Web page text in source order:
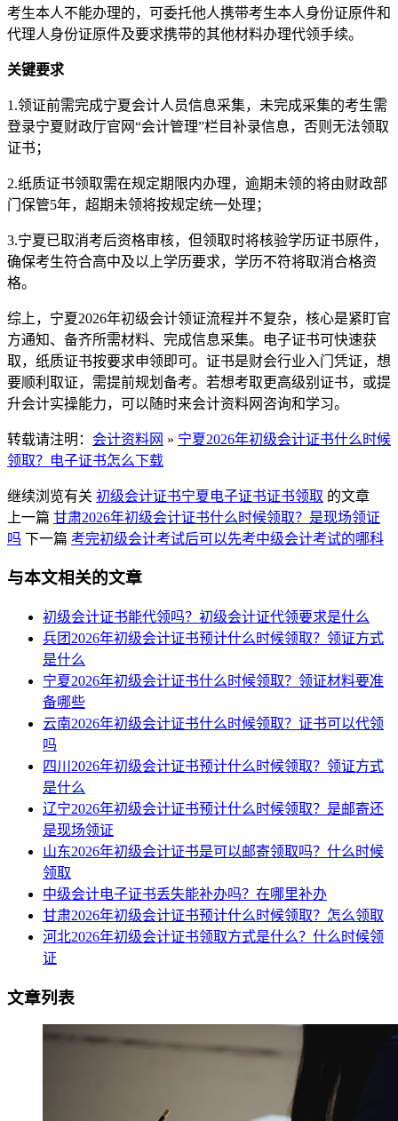
考生本人不能办理的，可委托他人携带考生本人身份证原件和
代理人身份证原件及要求携带的其他材料办理代领手续。
关键要求
1.领证前需完成宁夏会计人员信息采集，未完成采集的考生需
登录宁夏财政厅官网“会计管理”栏目补录信息，否则无法领取
证书；
2.纸质证书领取需在规定期限内办理，逾期未领的将由财政部
门保管5年，超期未领将按规定统一处理；
3.宁夏已取消考后资格审核，但领取时将核验学历证书原件，
确保考生符合高中及以上学历要求，学历不符将取消合格资
格。
综上，宁夏2026年初级会计领证流程并不复杂，核心是紧盯官
方通知、备齐所需材料、完成信息采集。电子证书可快速获
取，纸质证书按要求申领即可。证书是财会行业入门凭证，想
要顺利取证，需提前规划备考。若想考取更高级别证书，或提
升会计实操能力，可以随时来会计资料网咨询和学习。
转载请注明： 会计资料网 » 宁夏2026年初级会计证书什么时候
领取？电子证书怎么下载
继续浏览有关 初级会计证书宁夏 电子证书证书领取 的文章
上一篇 甘肃2026年初级会计证书什么时候领取？是现场领证
吗 下一篇 考完初级会计考试后可以先考中级会计考试的哪科
与本文相关的文章
初级会计证书能代领吗？初级会计证代领要求是什么
兵团2026年初级会计证书预计什么时候领取？领证方式
是什么
宁夏2026年初级会计证书什么时候领取？领证材料要准
备哪些
云南2026年初级会计证书什么时候领取？证书可以代领
吗
四川2026年初级会计证书预计什么时候领取？领证方式
是什么
辽宁2026年初级会计证书预计什么时候领取？是邮寄还
是现场领证
山东2026年初级会计证书是可以邮寄领取吗？什么时候
领取
中级会计电子证书丢失能补办吗？在哪里补办
甘肃2026年初级会计证书预计什么时候领取？怎么领取
河北2026年初级会计证书领取方式是什么？什么时候领
证
文章列表